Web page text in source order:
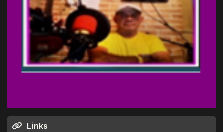
Links